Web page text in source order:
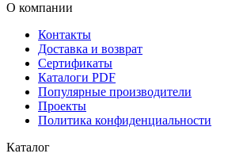
О компании
Контакты
Доставка и возврат
Сертификаты
Каталоги PDF
Популярные производители
Проекты
Политика конфиденциальности
Каталог